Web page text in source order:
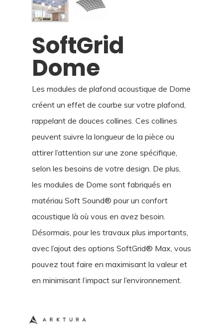
SoftGrid
Dome
Les modules de plafond acoustique de Dome
créent un effet de courbe sur votre plafond,
rappelant de douces collines. Ces collines
peuvent suivre la longueur de la pièce ou
attirer l’attention sur une zone spécifique,
selon les besoins de votre design. De plus,
les modules de Dome sont fabriqués en
matériau Soft Sound® pour un confort
acoustique là où vous en avez besoin.
Désormais, pour les travaux plus importants,
avec l’ajout des options SoftGrid® Max, vous
pouvez tout faire en maximisant la valeur et
en minimisant l’impact sur l’environnement.